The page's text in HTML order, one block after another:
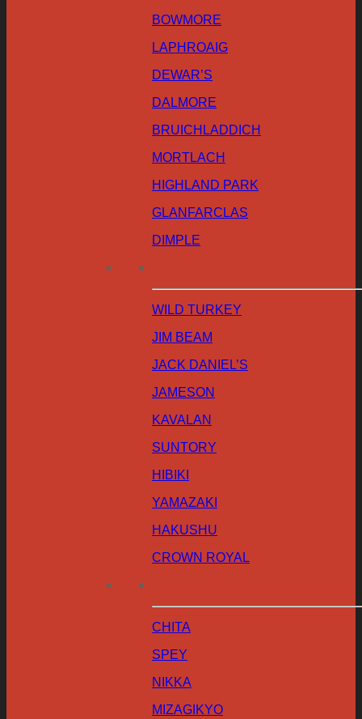
BOWMORE
LAPHROAIG
DEWAR’S
DALMORE
BRUICHLADDICH
MORTLACH
HIGHLAND PARK
GLANFARCLAS
DIMPLE
WILD TURKEY
JIM BEAM
JACK DANIEL’S
JAMESON
KAVALAN
SUNTORY
HIBIKI
YAMAZAKI
HAKUSHU
CROWN ROYAL
CHITA
SPEY
NIKKA
MIZAGIKYO